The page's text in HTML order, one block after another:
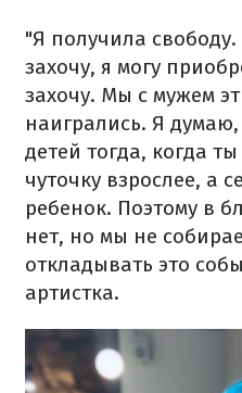
"Я получила свободу.
захочу, я могу
захочу. Мы с мужем
наигрались. Я
детей тогда, когда
чуточку взрослее, а
ребенок. Поэтому в
нет, но мы не
откладывать это
артистка.